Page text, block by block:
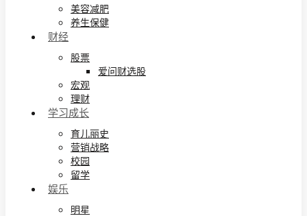
美容减肥
养生保健
财经
股票
爱问财选股
宏观
理财
学习成长
育儿丽史
营销战略
校园
留学
娱乐
明星